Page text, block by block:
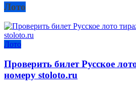
Лото
Лото
Проверить билет Русское
номеру stoloto.ru